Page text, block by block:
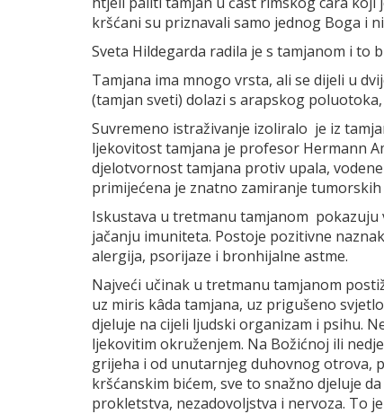
kršćani su priznavali samo jednog Boga i
Sveta Hildegarda radila je s tamjanom i to
Tamjana ima mnogo vrsta, ali se dijeli u
(tamjan sveti) dolazi s arapskog
Suvremeno istraživanje izoliralo je iz
ljekovitost tamjana je profesor Hermann
djelotvornost tamjana protiv upala,
primijećena je znatno zamiranje tumorskih
Iskustava u tretmanu tamjanom
jačanju imuniteta. Postoje pozitivne
alergija, psorijaze i bronhijalne astme.
Najveći učinak u tretmanu tamjanom
uz miris kâda tamjana, uz prigušeno
djeluje na cijeli ljudski organizam i psihu.
ljekovitim okruženjem. Na Božićnoj ili
grijeha i od unutarnjeg duhovnog otrova,
kršćanskim bićem, sve to snažno djeluje
prokletstva, nezadovoljstva i nervoza. To